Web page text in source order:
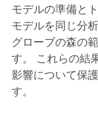
モデルの準備と
モデルを同じ分
グローブの森の
す。 これらの結
影響について保
す。